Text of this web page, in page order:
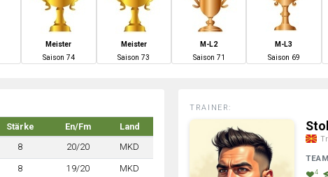
Meister
Saison 74
Meister
Saison73
M-L2
Saison 71
M-L3
Saison 69
Stärke En/Fm
Land
8 20/20 MKD
8 19/20 MKD
TRAINER:
4